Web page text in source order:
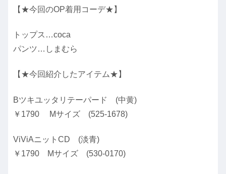
【★今回のOP着用コーデ★】
トップス…coca
パンツ…しまむら
【★今回紹介したアイテム★】
Bツキユッタリテーパード (中黄)
￥1790 Mサイズ (525-1678)
ViViAニットCD (淡青)
￥1790 Mサイズ (530-0170)